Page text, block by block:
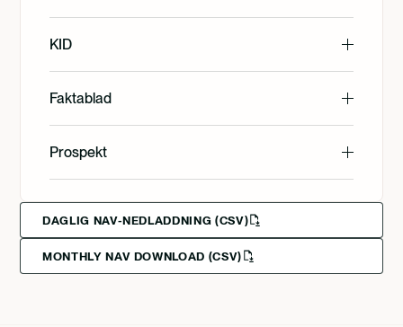
English
Svenska
KID
English
Svenska
Faktablad
English
Svenska
Prospekt
English
DAGLIG NAV-NEDLADDNING (CSV)
MONTHLY NAV DOWNLOAD (CSV)